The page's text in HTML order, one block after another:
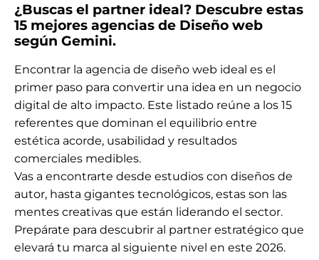
¿Buscas el partner ideal? Descubre estas
15 mejores agencias de Diseño web
según Gemini.
Encontrar la agencia de diseño web ideal es el
primer paso para convertir una idea en un negocio
digital de alto impacto. Este listado reúne a los 15
referentes que dominan el equilibrio entre
estética acorde, usabilidad y resultados
comerciales medibles.
Vas a encontrarte desde estudios con diseños de
autor, hasta gigantes tecnológicos, estas son las
mentes creativas que están liderando el sector.
Prepárate para descubrir al partner estratégico que
elevará tu marca al siguiente nivel en este 2026.